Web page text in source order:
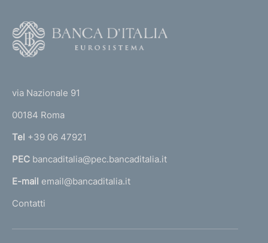
r
n
a
l
'
via Nazionale 91
00184 Roma
Tel +39 06 47921
PEC bancaditalia@pec.bancaditalia.it
E-mail email@bancaditalia.it
Contatti